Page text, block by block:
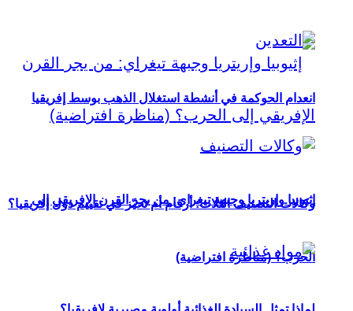
إثيوبيا وإريتريا وجبهة تيغراي: من يجر القرن الإفريقي إلى
الحرب؟ (مناظرة افتراضية)
انعدام الحوكمة في أنشطة استغلال الذهب بوسط إفريقيا
وكالات التصنيف الثلاث: أرقام أم تحيّز في تقييم دول إفريقيا؟